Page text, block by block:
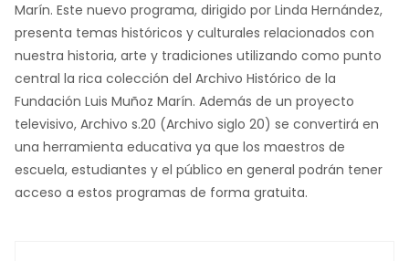
Marín. Este nuevo programa, dirigido por Linda Hernández,
presenta temas históricos y culturales relacionados con
nuestra historia, arte y tradiciones utilizando como punto
central la rica colección del Archivo Histórico de la
Fundación Luis Muñoz Marín. Además de un proyecto
televisivo, Archivo s.20 (Archivo siglo 20) se convertirá en
una herramienta educativa ya que los maestros de
escuela, estudiantes y el público en general podrán tener
acceso a estos programas de forma gratuita.